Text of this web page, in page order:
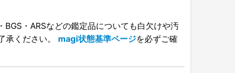
・ARSなどの鑑定品についても白欠けや汚
承ください。 magi状態基準ページを必ずご確